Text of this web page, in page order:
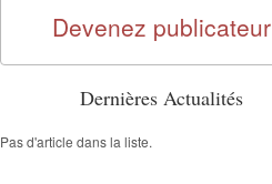
Devenez publicateur
Dernières Actualités
Pas d'article dans la liste.